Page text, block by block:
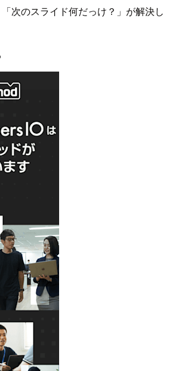
「次のスライド何だっけ？」が解決し